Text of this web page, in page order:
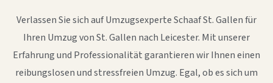
Verlassen Sie sich auf Umzugsexperte Schaaf St. Gallen für
Ihren Umzug von St. Gallen nach Leicester. Mit unserer
Erfahrung und Professionalität garantieren wir Ihnen einen
reibungslosen und stressfreien Umzug. Egal, ob es sich um